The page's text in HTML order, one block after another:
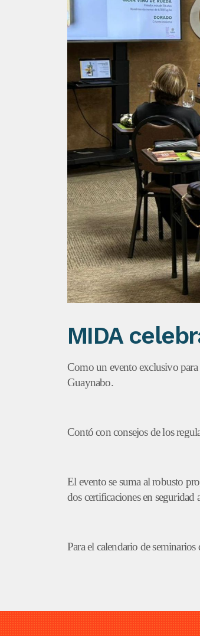
MIDA
Como un evento exclusivo
Guaynabo.
Contó con consejos de los
El evento se suma al robusto
dos certificaciones en seguridad
Para el calendario de